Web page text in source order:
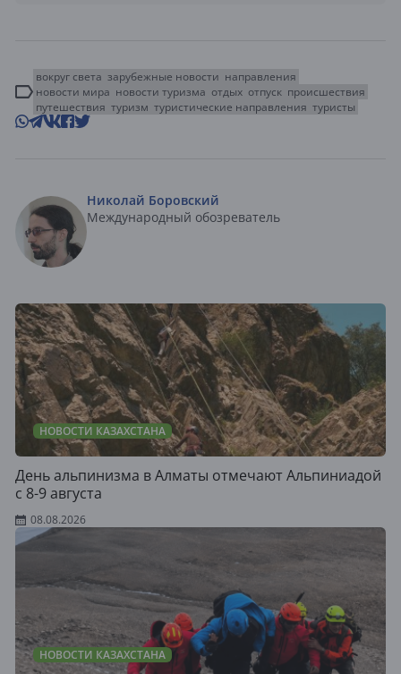
вокруг света зарубежные новости направления
новости мира новости туризма отдых отпуск происшествия
путешествия туризм туристические направления туристы
Николай Боровский
Международный обозреватель
НОВОСТИ КАЗАХСТАНА
День альпинизма в Алматы отмечают Альпиниадой
с 8-9 августа
08.08.2026
НОВОСТИ КАЗАХСТАНА